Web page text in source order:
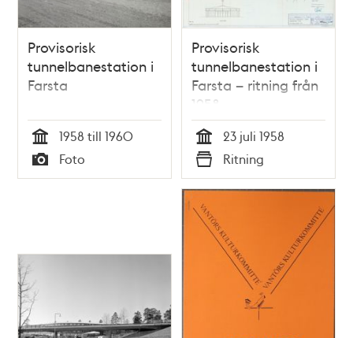
Provisorisk
tunnelbanestation i
Farsta
Tid
1958 till 1960
Typ
Foto
Provisorisk
tunnelbanestation i
Farsta – ritning från
1958
Tid
23 juli 1958
Typ
Ritning